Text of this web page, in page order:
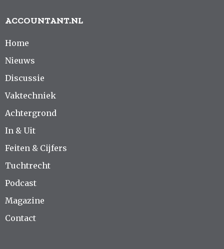
ACCOUNTANT.NL
Home
Nieuws
Discussie
Vaktechniek
Achtergrond
In & Uit
Feiten & Cijfers
Tuchtrecht
Podcast
Magazine
Contact